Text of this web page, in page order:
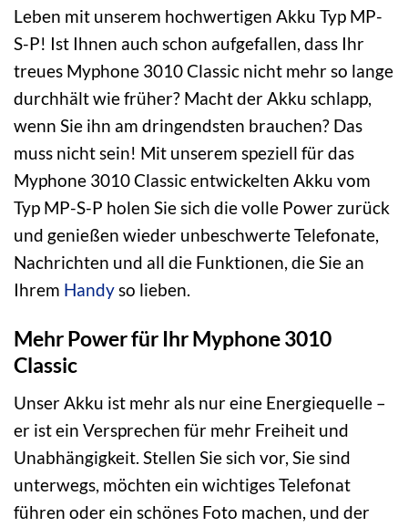
Leben mit unserem hochwertigen Akku Typ MP-
S-P! Ist Ihnen auch schon aufgefallen, dass Ihr
treues Myphone 3010 Classic nicht mehr so lange
durchhält wie früher? Macht der Akku schlapp,
wenn Sie ihn am dringendsten brauchen? Das
muss nicht sein! Mit unserem speziell für das
Myphone 3010 Classic entwickelten Akku vom
Typ MP-S-P holen Sie sich die volle Power zurück
und genießen wieder unbeschwerte Telefonate,
Nachrichten und all die Funktionen, die Sie an
Ihrem Handy so lieben.
Mehr Power für Ihr Myphone 3010
Classic
Unser Akku ist mehr als nur eine Energiequelle –
er ist ein Versprechen für mehr Freiheit und
Unabhängigkeit. Stellen Sie sich vor, Sie sind
unterwegs, möchten ein wichtiges Telefonat
führen oder ein schönes Foto machen, und der